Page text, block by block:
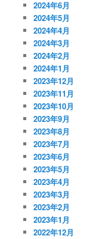
2024年6月
2024年5月
2024年4月
2024年3月
2024年2月
2024年1月
2023年12月
2023年11月
2023年10月
2023年9月
2023年8月
2023年7月
2023年6月
2023年5月
2023年4月
2023年3月
2023年2月
2023年1月
2022年12月